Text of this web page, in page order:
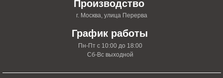
График работы
Пн-Пт с 10:00 до 18:00
Сб-Вс выходной
Производство
г. Москва, улица Перерва